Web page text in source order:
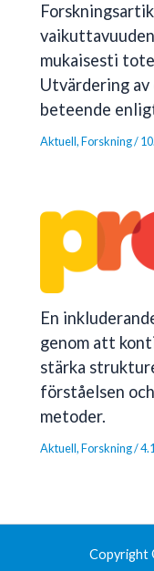
mukaisesti
Utvärdering
beteende
Aktuell,Forskning/
En
genom att
stärka
förståelsen
metoder.
Aktuell,Forskning/
Copyright